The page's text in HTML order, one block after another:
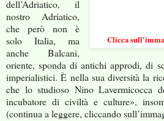
Clicca
dell’Adriatico, il
nostro Adriatico,
che però non è
solo Italia, ma
anche Balcani,
oriente, sponda di antichi approdi, di
imperialistici. È nella sua diversità la
che lo studioso Nino Lavermicocca
incubatore di civiltà e culture»,
(continua a leggere, cliccando